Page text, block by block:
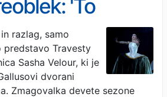
'To
in širi obzorja'
razlag, samo
predstavo Travesty
Sasha Velour, ki je
dvorani
Zmagovalka devete sezone